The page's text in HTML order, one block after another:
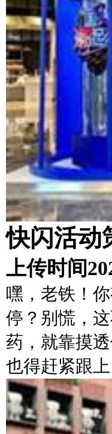
快闪活动
上传时间
嘿，老铁！
停？别慌，
药，就靠摸
也得赶紧跟